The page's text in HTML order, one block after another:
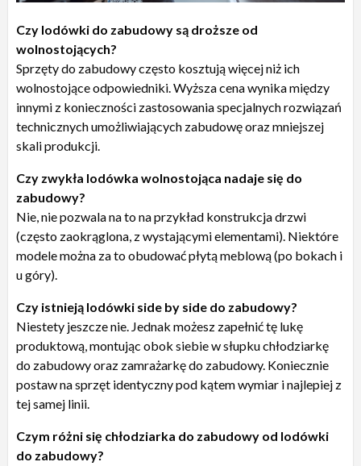
Czy lodówki do zabudowy są droższe od
wolnostojących?
Sprzęty do zabudowy często kosztują więcej niż ich
wolnostojące odpowiedniki. Wyższa cena wynika między
innymi z konieczności zastosowania specjalnych rozwiązań
technicznych umożliwiających zabudowę oraz mniejszej
skali produkcji.
Czy zwykła lodówka wolnostojąca nadaje się do
zabudowy?
Nie, nie pozwala na to na przykład konstrukcja drzwi
(często zaokrąglona, z wystającymi elementami). Niektóre
modele można za to obudować płytą meblową (po bokach i
u góry).
Czy istnieją lodówki side by side do zabudowy?
Niestety jeszcze nie. Jednak możesz zapełnić tę lukę
produktową, montując obok siebie w słupku chłodziarkę
do zabudowy oraz zamrażarkę do zabudowy. Koniecznie
postaw na sprzęt identyczny pod kątem wymiar i najlepiej z
tej samej linii.
Czym różni się chłodziarka do zabudowy od lodówki
do zabudowy?